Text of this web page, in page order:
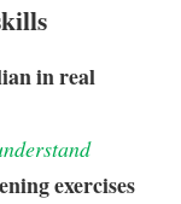
in real
exercises